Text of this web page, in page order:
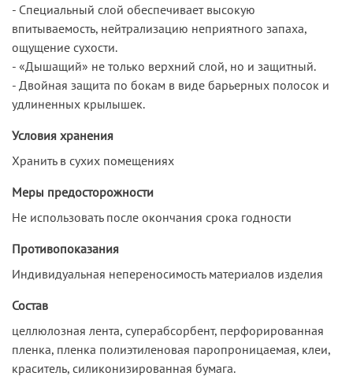
- Специальный слой обеспечивает высокую
впитываемость, нейтрализацию неприятного запаха,
ощущение сухости.
- «Дышащий» не только верхний слой, но и защитный.
- Двойная защита по бокам в виде барьерных полосок и
удлиненных крылышек.
Условия хранения
Хранить в сухих помещениях
Меры предосторожности
Не использовать после окончания срока годности
Противопоказания
Индивидуальная непереносимость материалов изделия
Состав
целлюлозная лента, суперабсорбент, перфорированная
пленка, пленка полиэтиленовая паропроницаемая, клеи,
краситель, силиконизированная бумага.